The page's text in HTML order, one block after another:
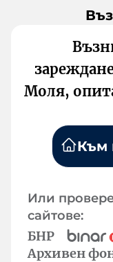
Моля,
Към
Или
сайтове:
БНР
Архивен